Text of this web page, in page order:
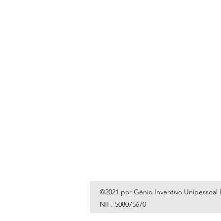
©2021 por Génio Inventivo Unipessoal
NIF: 508075670